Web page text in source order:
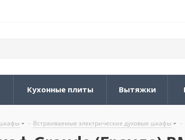
Кухонные плиты Вытяжки
- Встраиваемые электрические духовые шкафы -